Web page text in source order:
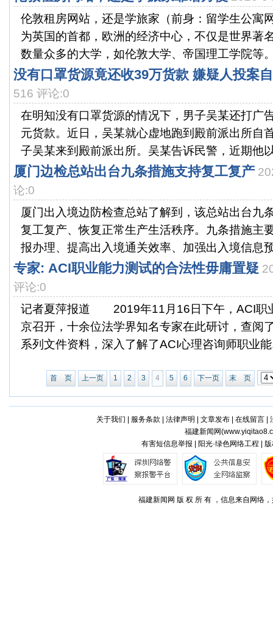
伦敦租房网站，还是学旅家（前身：留学生公寓
为英国的首都，欧洲的经济中心，不仅是世界著
数量众多的大学，如伦敦大学、帝国理工学院等
没有口罩货源竟还收39万货款 嫌疑人投案
516 评论:0
在明知没有口罩货源的情况下，男子吴某还打广
元货款。近日，吴某就心虚地跑到殿前派出所自
子吴某来到殿前派出所。吴某告诉民警，近期他
厦门边检总站出台九条措施支持复工复产
论:0
厦门出入境边防检查总站了解到，该总站出台九
复工复产、恢复正常生产生活秩序。九条措施主
报办理、提高出入境通关效率、加强出入境信息
专家: ACI职业能力测试的合法性毋庸置疑
评论:0
记者夏萍报道 2019年11月16日下午，ACI职
京召开，十余位法学界知名专家在此研讨，查阅
系列文件资料，深入了解了ACI心理咨询师职业
首 页 上一页 1 2 3 4 5 6 下一页 末 页
关于我们 服务条款 法律声明 文章发布| 在线留言|
福建新闻网(
有害短信息举报 | 阳光·绿色网络工程 |
福建新闻网 版 权 所 有 ，信息来自网络